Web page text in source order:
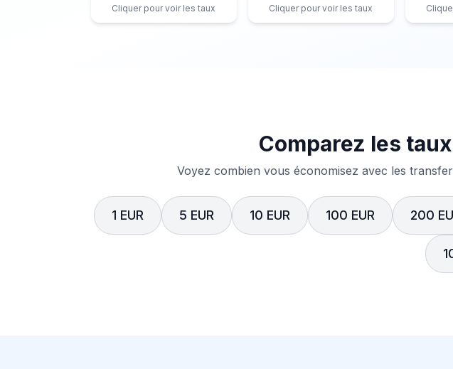
Cliquer pour voir les taux Cliquer pour voir les taux
Comparez les
Voyez combien vous économisez avec les
1 EUR 5 EUR 10 EUR 100 EUR 200